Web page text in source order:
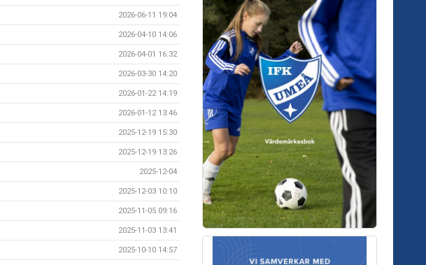
2026-06-11 19:04
2026-04-10 14:06
2026-04-01 16:32
2026-03-30 14:20
2026-01-22 14:19
2026-01-12 13:46
2025-12-19 15:30
2025-12-19 13:26
2025-12-04
2025-12-03 10:10
2025-11-05 09:16
2025-11-03 13:41
2025-10-10 14:57